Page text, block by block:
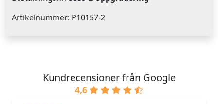
Artikelnummer: P10157-2
Kundrecensioner från Google
4,6